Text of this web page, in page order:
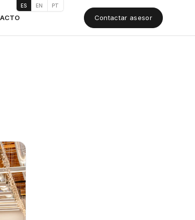
ES EN PT
Contactar asesor